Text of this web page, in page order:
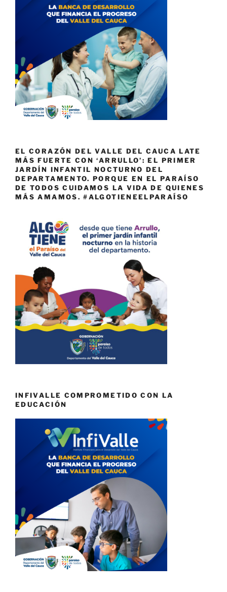
EL CORAZÓN DEL VALLE DEL CAUCA LATE
MÁS FUERTE CON ‘ARRULLO’: EL PRIMER
JARDÍN INFANTIL NOCTURNO DEL
DEPARTAMENTO. PORQUE EN EL PARAÍSO
DE TODOS CUIDAMOS LA VIDA DE QUIENES
MÁS AMAMOS. #ALGOTIENEELPARAÍSO
INFIVALLE COMPROMETIDO CON LA
EDUCACIÓN